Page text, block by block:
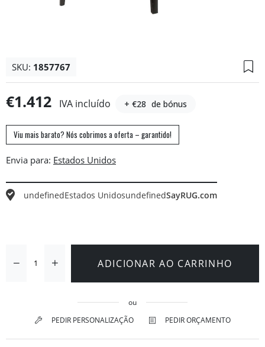
SKU: 1857767
€1.412 IVA incluído + €28 de bónus
Viu mais barato? Nós cobrimos a oferta – garantido!
Envia para:
undefinedEstados UnidosundefinedSayRUG.com
ADICIONAR AO CARRINHO
ou
PEDIR PERSONALIZAÇÃO
PEDIR ORÇAMENTO